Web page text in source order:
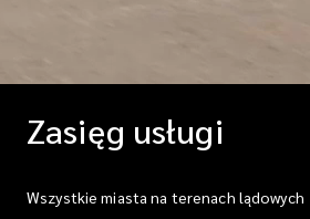
Zasięg usługi
Wszystkie miasta na terenach lądowych